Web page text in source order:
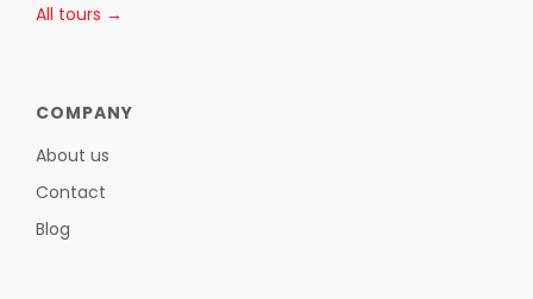
All tours →
COMPANY
About us
Contact
Blog